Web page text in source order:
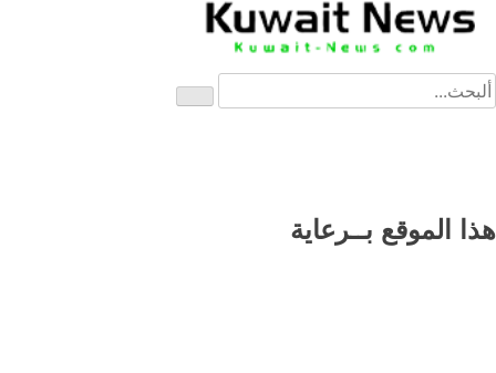
هذا الموقع بــرعاية